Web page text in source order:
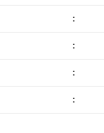
:
:
:
: